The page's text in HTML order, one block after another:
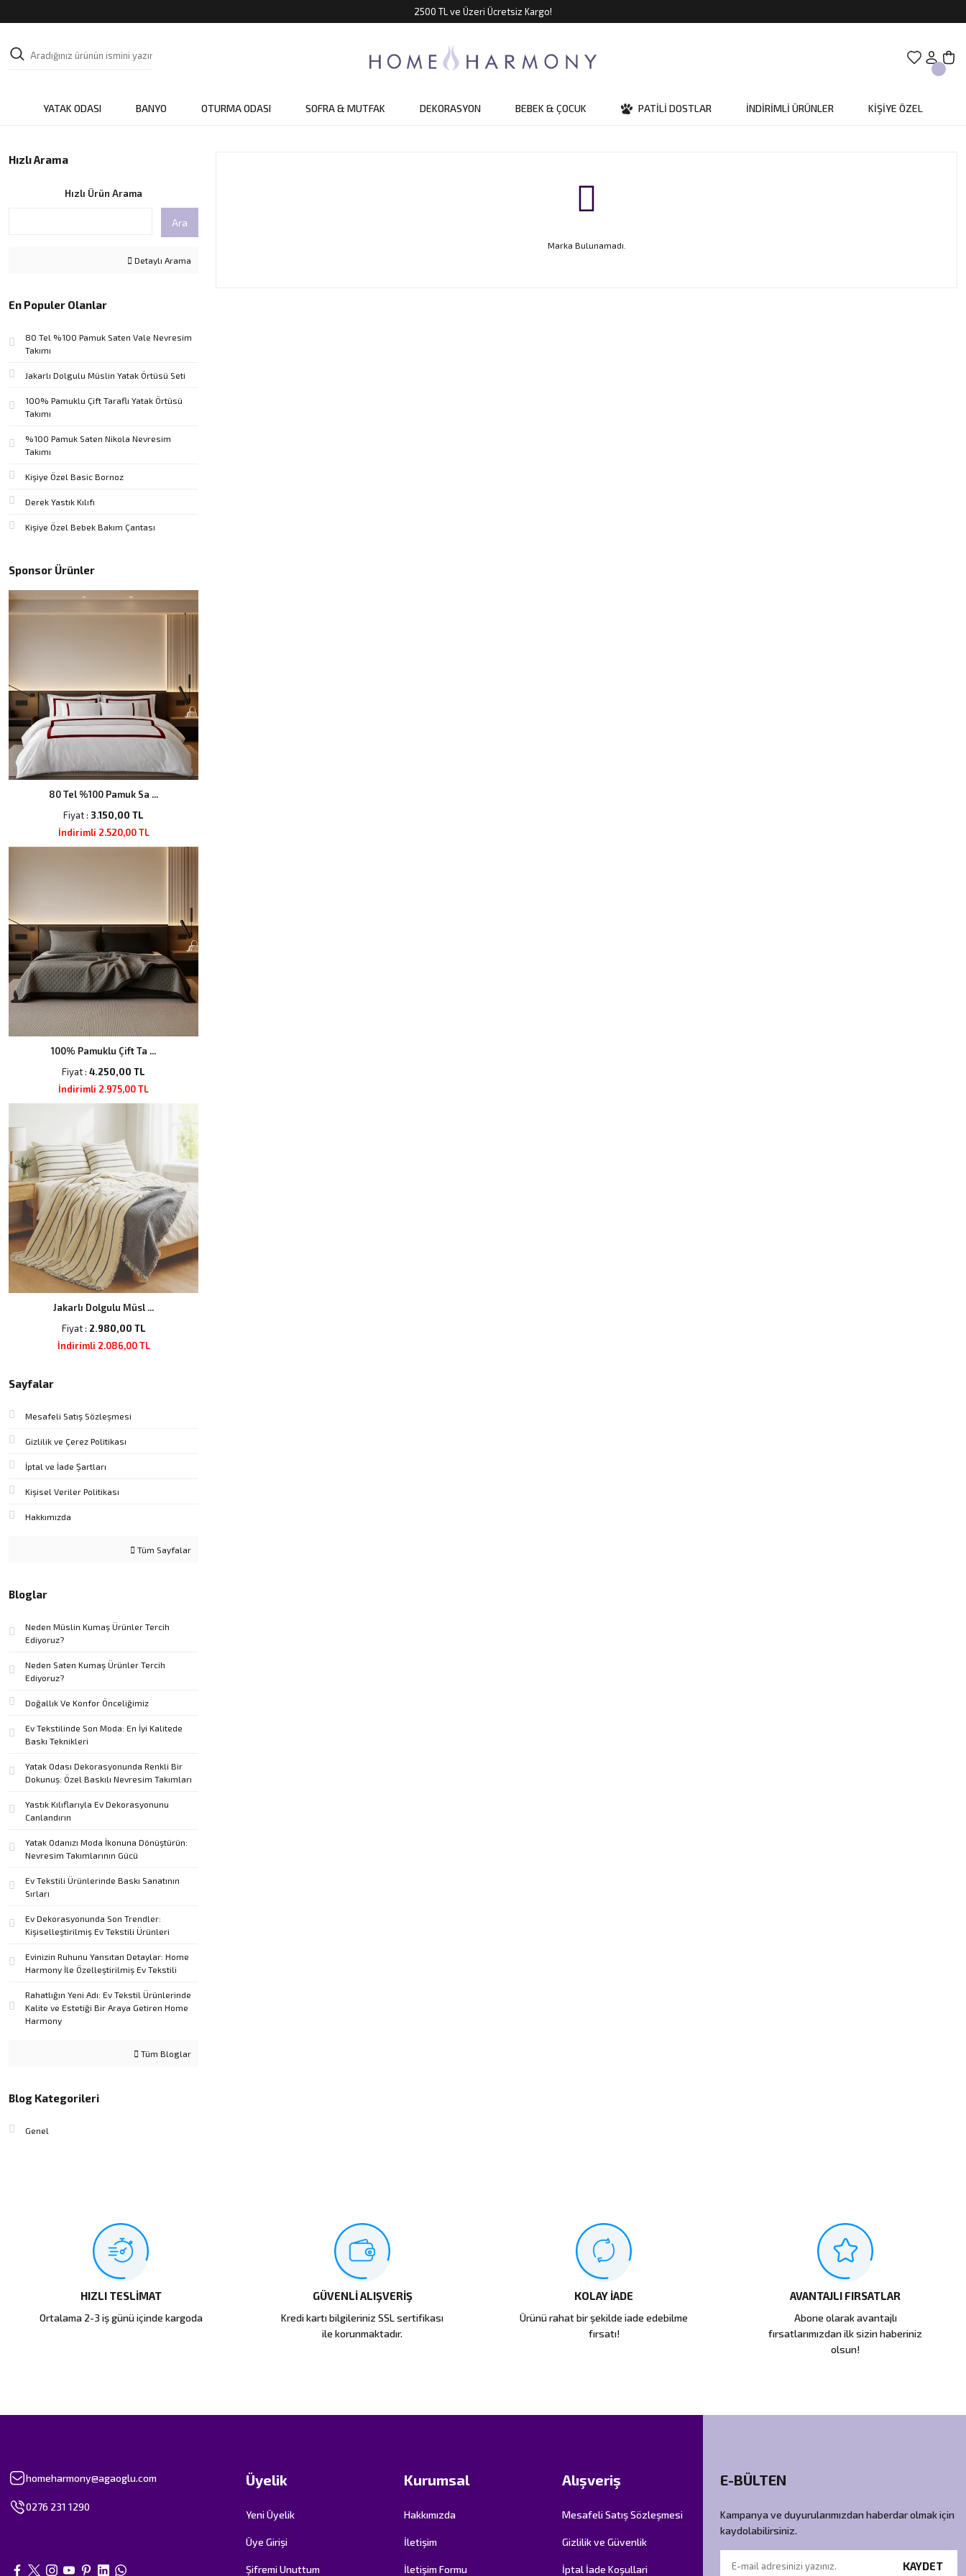
2500 TL ve Üzeri Ücretsiz Kargo!
YATAK ODASI BANYO OTURMA ODASI SOFRA & MUTFAK DEKORASYON BEBEK & ÇOCUK PATİLİ DOSTLAR İNDİRİMLİ ÜRÜNLER KİŞİYE ÖZEL
Hızlı Arama
Hızlı Ürün Arama
Ara
Detaylı Arama
En Populer Olanlar
80 Tel %100 Pamuk Saten Vale Nevresim
Takımı
Jakarlı Dolgulu Müslin Yatak Örtüsü Seti
100% Pamuklu Çift Taraflı Yatak Örtüsü
Takımı
%100 Pamuk Saten Nikola Nevresim
Takımı
Kişiye Özel Basic Bornoz
Derek Yastık Kılıfı
Kişiye Özel Bebek Bakım Çantası
Sponsor Ürünler
80 Tel %100 Pamuk Sa ...
Fiyat : 3.150,00 TL
İndirimli 2.520,00 TL
100% Pamuklu Çift Ta ...
Fiyat : 4.250,00 TL
İndirimli 2.975,00 TL
Jakarlı Dolgulu Müsl ...
Fiyat : 2.980,00 TL
İndirimli 2.086,00 TL
Sayfalar
Mesafeli Satış Sözleşmesi
Gizlilik ve Çerez Politikası
İptal ve İade Şartları
Kişisel Veriler Politikası
Hakkımızda
Tüm Sayfalar
Bloglar
Neden Müslin Kumaş Ürünler Tercih
Ediyoruz?
Neden Saten Kumaş Ürünler Tercih
Ediyoruz?
Doğallık Ve Konfor Önceliğimiz
Ev Tekstilinde Son Moda: En İyi Kalitede
Baskı Teknikleri
Yatak Odası Dekorasyonunda Renkli Bir
Dokunuş: Özel Baskılı Nevresim Takımları
Yastık Kılıflarıyla Ev Dekorasyonunu
Canlandırın
Yatak Odanızı Moda İkonuna Dönüştürün:
Nevresim Takımlarının Gücü
Ev Tekstili Ürünlerinde Baskı Sanatının
Sırları
Ev Dekorasyonunda Son Trendler:
Kişiselleştirilmiş Ev Tekstili Ürünleri
Evinizin Ruhunu Yansıtan Detaylar: Home
Harmony İle Özelleştirilmiş Ev Tekstili
Rahatlığın Yeni Adı: Ev Tekstil Ürünlerinde
Kalite ve Estetiği Bir Araya Getiren Home
Harmony
Tüm Bloglar
Blog Kategorileri
Genel
Marka Bulunamadı.
HIZLI TESLİMAT
Ortalama 2-3 iş günü içinde kargoda
GÜVENLİ ALIŞVERİŞ
Kredi kartı bilgileriniz SSL sertifikası
ile korunmaktadır.
KOLAY İADE
Ürünü rahat bir şekilde iade edebilme
fırsatı!
AVANTAJLI FIRSATLAR
Abone olarak avantajlı
fırsatlarımızdan ilk sizin haberiniz
olsun!
homeharmony@agaoglu.com
0276 231 1290
Üyelik
Yeni Üyelik
Üye Girişi
Şifremi Unuttum
Kurumsal
Hakkımızda
İletişim
İletişim Formu
Alışveriş
Mesafeli Satış Sözleşmesi
Gizlilik ve Güvenlik
İptal İade Koşullari
E-BÜLTEN
Kampanya ve duyurularımızdan haberdar olmak için
kaydolabilirsiniz.
KAYDET